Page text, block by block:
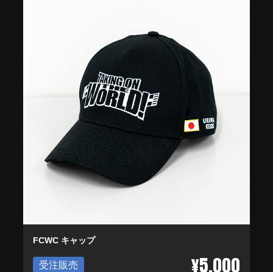
FCWC キャップ
受注販売 ¥5,000